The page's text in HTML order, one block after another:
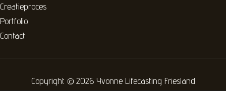
Creatieproces
Portfolio
Contact
Copyright © 2026 Yvonne Lifecasting Friesland